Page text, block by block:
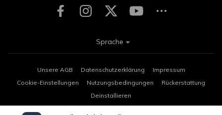
Unsere AGB Datenschutzerklärung
Impressum
Cookie-Einstellungen
Nutzungsbedingungen
Rückerstattung
Deinstallieren
Sprache